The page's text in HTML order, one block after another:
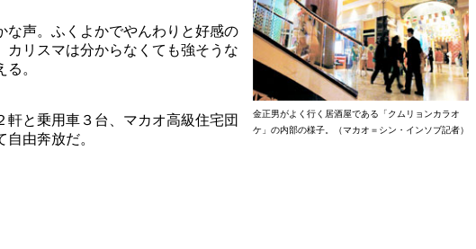
金正男がよく行く居酒屋である「クムリョンカラオ
ケ」の内部の様子。（マカオ＝シン・インソブ記者）
な声。ふくよかでやんわりと好感の
カリスマは分からなくても強そうな
。
と乗用車３台、マカオ高級住宅団
由奔放だ。